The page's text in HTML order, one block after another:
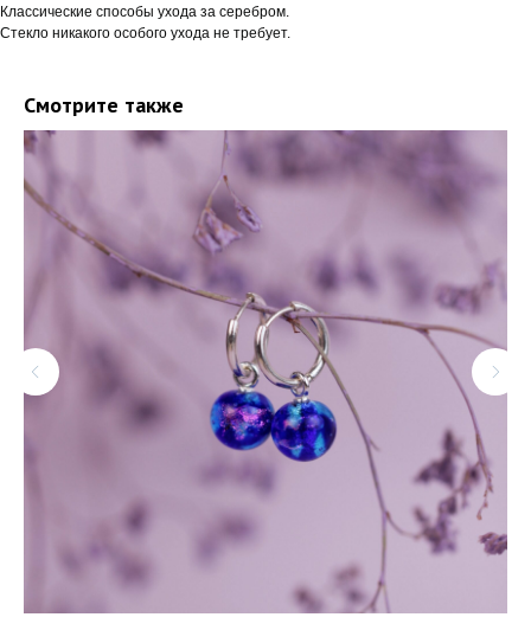
Классические способы ухода за серебром.
Стекло никакого особого ухода не требует.
Смотрите также